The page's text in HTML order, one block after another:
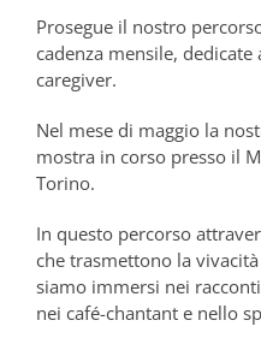
Prosegue il nostro
cadenza mensile,
caregiver.
Nel mese di maggio la
mostra in corso presso il
Torino.
In questo percorso
che trasmettono la
siamo immersi nei
nei café-chantant e nello